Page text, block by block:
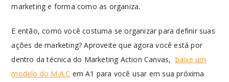
marketing e forma como as organiza.
E então, como você costuma se organizar para definir suas
ações de marketing? Aproveite que agora você está por
dentro da técnica do Marketing Action Canvas, baixe um
modelo do M.A.C em A1 para você usar em sua próxima